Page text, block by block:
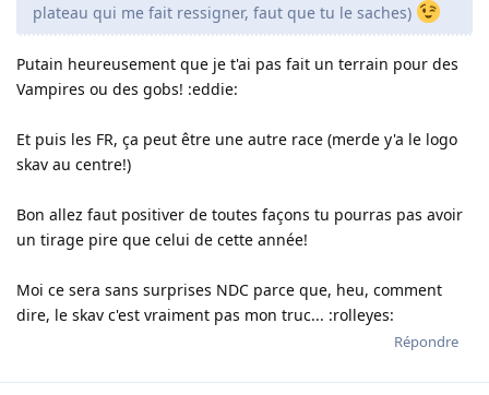
plateau qui me fait ressigner, faut que tu le saches)
Putain heureusement que je t'ai pas fait un terrain pour des
Vampires ou des gobs! :eddie:
Et puis les FR, ça peut être une autre race (merde y'a le logo
skav au centre!)
Bon allez faut positiver de toutes façons tu pourras pas avoir
un tirage pire que celui de cette année!
Moi ce sera sans surprises NDC parce que, heu, comment
dire, le skav c'est vraiment pas mon truc... :rolleyes:
Répondre